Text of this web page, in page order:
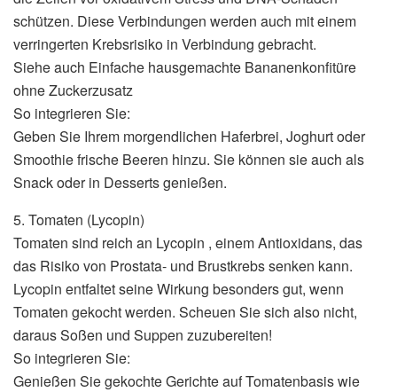
schützen. Diese Verbindungen werden auch mit einem
verringerten Krebsrisiko in Verbindung gebracht.
Siehe auch Einfache hausgemachte Bananenkonfitüre
ohne Zuckerzusatz
So integrieren Sie:
Geben Sie Ihrem morgendlichen Haferbrei, Joghurt oder
Smoothie frische Beeren hinzu. Sie können sie auch als
Snack oder in Desserts genießen.
5. Tomaten (Lycopin)
Tomaten sind reich an Lycopin , einem Antioxidans, das
das Risiko von Prostata- und Brustkrebs senken kann.
Lycopin entfaltet seine Wirkung besonders gut, wenn
Tomaten gekocht werden. Scheuen Sie sich also nicht,
daraus Soßen und Suppen zuzubereiten!
So integrieren Sie:
Genießen Sie gekochte Gerichte auf Tomatenbasis wie